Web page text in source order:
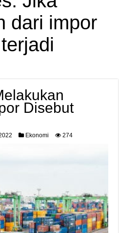
dari impor
Disebut
Ekonomi 274